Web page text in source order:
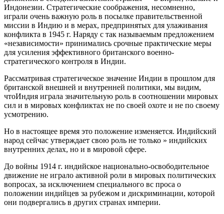
Индонезии. Стратегические соображения, несомненно,
играли очень важную роль в посылке правительственной
миссии в Индию и в мерах, предпринятых для улаживания
конфликта в 1945 г. Наряду с так называемым предложением
«независимости» принимались срочные практические меры
для усиления эффективного британского военно-
стратегического контроля в Индии.
Рассматривая стратегическое значение Индии в прошлом для
британской внешней и внутренней политики, мы видим,
чтоИндия играла значительную роль в соотношении мировых
сил и в мировых конфликтах не по своей охоте и не по своему
усмотрению.
Но в настоящее время это положение изменяется. Индийский
народ сейчас утверждает свою роль не только » индийских
внутренних делах, но и в мировой сфере.
До войны 1914 г. индийское национально-освободительное
движение не играло активной роли в мировых политических
вопросах, за исключением специального вс проса о
положении индийцев за рубежом и дискриминации, которой
они подвергались в других странах империи.